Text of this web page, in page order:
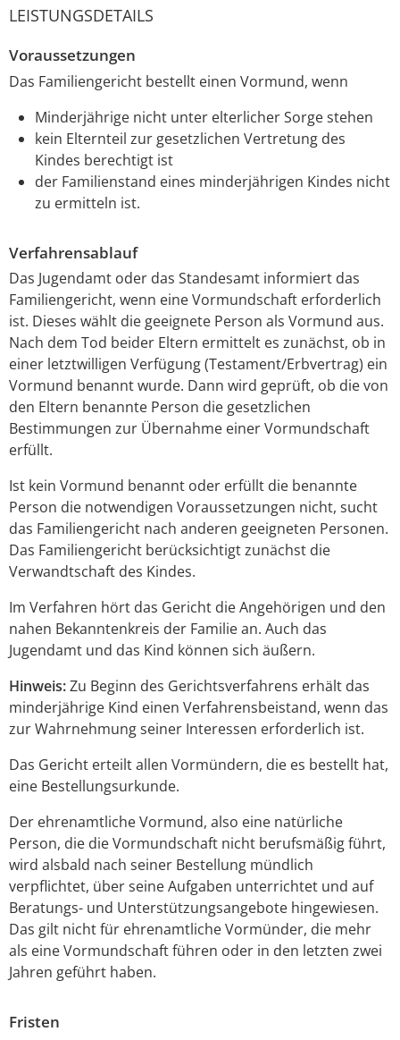
LEISTUNGSDETAILS
Voraussetzungen
Das Familiengericht bestellt einen Vormund, wenn
Minderjährige nicht unter elterlicher Sorge stehen
kein Elternteil zur gesetzlichen Vertretung des
Kindes berechtigt ist
der Familienstand eines minderjährigen Kindes nicht
zu ermitteln ist.
Verfahrensablauf
Das Jugendamt oder das Standesamt informiert das
Familiengericht, wenn eine Vormundschaft erforderlich
ist. Dieses wählt die geeignete Person als Vormund aus.
Nach dem Tod beider Eltern ermittelt es zunächst, ob in
einer letztwilligen Verfügung (Testament/Erbvertrag) ein
Vormund benannt wurde. Dann wird geprüft, ob die von
den Eltern benannte Person die gesetzlichen
Bestimmungen zur Übernahme einer Vormundschaft
erfüllt.
Ist kein Vormund benannt oder erfüllt die benannte
Person die notwendigen Voraussetzungen nicht, sucht
das Familiengericht nach anderen geeigneten Personen.
Das Familiengericht berücksichtigt zunächst die
Verwandtschaft des Kindes.
Im Verfahren hört das Gericht die Angehörigen und den
nahen Bekanntenkreis der Familie an. Auch das
Jugendamt und das Kind können sich äußern.
Hinweis:Zu Beginn des Gerichtsverfahrens erhält das
minderjährige Kind einen Verfahrensbeistand, wenn das
zur Wahrnehmung seiner Interessen erforderlich ist.
Das Gericht erteilt allen Vormündern, die es bestellt hat,
eine Bestellungsurkunde.
Der ehrenamtliche Vormund, also eine natürliche
Person, die die Vormundschaft nicht berufsmäßig führt,
wird alsbald nach seiner Bestellung mündlich
verpflichtet, über seine Aufgaben unterrichtet und auf
Beratungs- und Unterstützungsangebote hingewiesen.
Das gilt nicht für ehrenamtliche Vormünder, die mehr
als eine Vormundschaft führen oder in den letzten zwei
Jahren geführt haben.
Fristen